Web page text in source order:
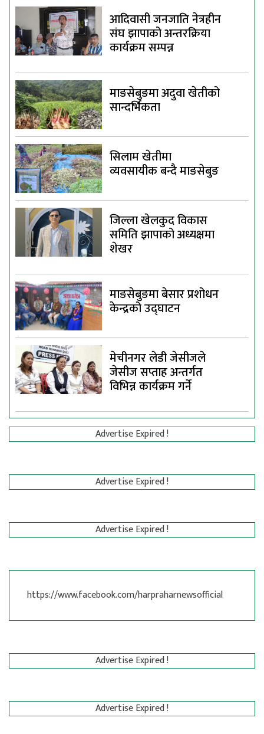
आदिवासी जनजाति नेत्रहीन
संघ झापाको अन्तरक्रिया
कार्यक्रम सम्पन्न
माङसेबुङमा अदुवा खेतीको
सान्दर्भिकता
सिलाम खेतीमा
व्यवसायीक बन्दै माङसेबुङ
जिल्ला खेलकुद विकास
समिति झापाको अध्यक्षमा
शेखर
माङसेबुङमा बेसार प्रशोधन
केन्द्रको उद्घाटन
मेचीनगर लेडी जेसीजले
जेसीज सप्ताह अन्तर्गत
विभिन्न कार्यक्रम गर्ने
Advertise Expired !
Advertise Expired !
Advertise Expired !
https://www.facebook.com/harpraharnewsofficial
Advertise Expired !
Advertise Expired !